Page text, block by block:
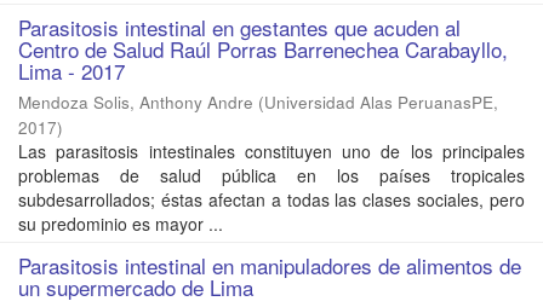
Parasitosis intestinal en gestantes que acuden al
Centro de Salud Raúl Porras Barrenechea Carabayllo,
Lima - 2017
Mendoza Solis, Anthony Andre (Universidad Alas PeruanasPE,
2017)
Las parasitosis intestinales constituyen uno de los principales
problemas de salud pública en los países tropicales
subdesarrollados; éstas afectan a todas las clases sociales, pero
su predominio es mayor ...
Parasitosis intestinal en manipuladores de alimentos de
un supermercado de Lima